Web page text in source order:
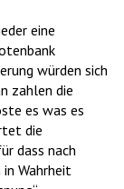
eine
würden sich
zahlen die
es was es
die
dass nach
Wahrheit